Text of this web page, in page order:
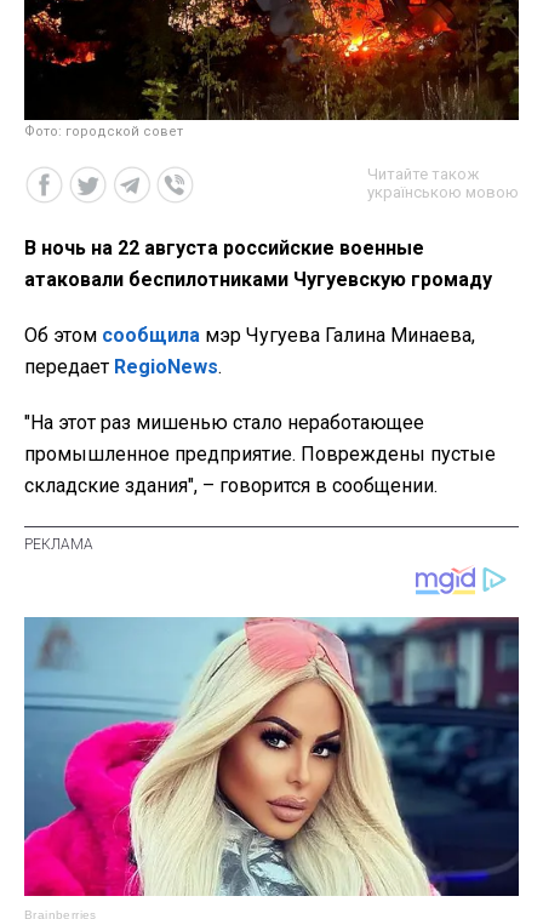
Фото: городской совет
Читайте також
українською мовою
В ночь на 22 августа российские военные
атаковали беспилотниками Чугуевскую громаду
Об этом сообщила мэр Чугуева Галина Минаева,
передает RegioNews.
"На этот раз мишенью стало неработающее
промышленное предприятие. Повреждены пустые
складские здания", – говорится в сообщении.